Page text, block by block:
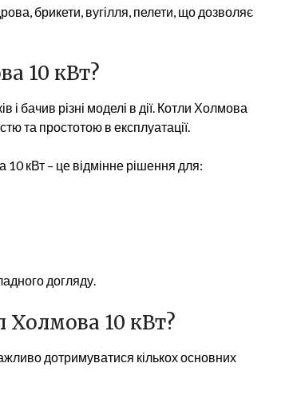
брикети, вугілля, пелети, що дозволяє
10 кВт?
бачив різні моделі в дії. Котли Холмова
та простотою в експлуатації.
10 кВт – це відмінне рішення для:
догляду.
Холмова 10 кВт?
дотримуватися кількох основних